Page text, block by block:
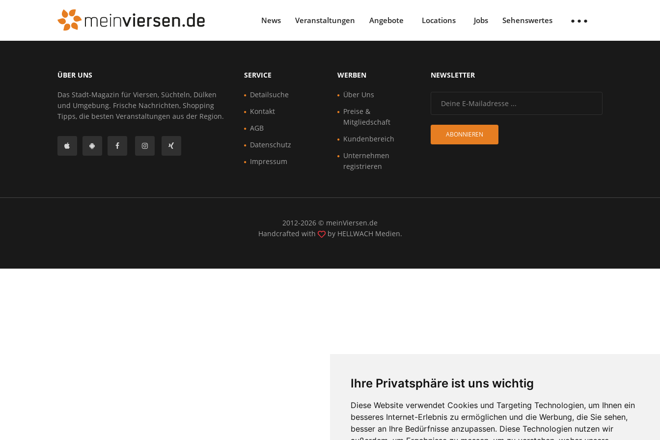
Ihre Privatsphäre ist uns wichtig
Diese Website verwendet Cookies und Targeting Technologien, um Ihnen ein
besseres Internet-Erlebnis zu ermöglichen und die Werbung, die Sie sehen,
besser an Ihre Bedürfnisse anzupassen. Diese Technologien nutzen wir
News Veranstaltungen Angebote Locations Jobs Sehenswertes ● ● ●
ÜBER UNS
Das Stadt-Magazin für Viersen, Süchteln, Dülken
und Umgebung. Frische Nachrichten, Shopping
Tipps, die besten Veranstaltungen aus der Region.
SERVICE
Detailsuche
Kontakt
AGB
Datenschutz
Impressum
WERBEN
Über Uns
Preise &
Mitgliedschaft
Kundenbereich
Unternehmen
registrieren
NEWSLETTER
2012-2026 © meinViersen.de
Handcrafted with
by HELLWACH Medien.